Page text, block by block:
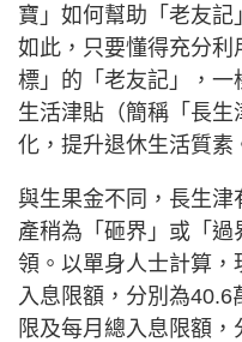
寶」如何幫助「老友
如此，只要懂得充分
標」的「老友記」，
生活津貼（簡稱「長
化，提升退休生活質素
與生果金不同，長生
產稍為「砸界」或「
領。以單身人士計算
入息限額，分別為
限及每月總入息限額，